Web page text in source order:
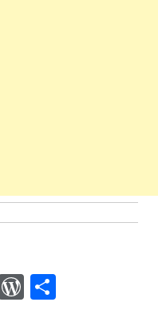
WordPress